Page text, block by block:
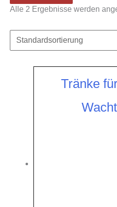
Alle 2 Ergebnisse werden
Tränke